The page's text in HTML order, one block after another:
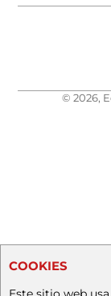
© 2026,
COOKIES